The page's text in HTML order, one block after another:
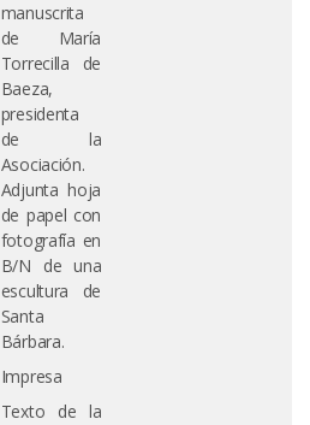
manuscrita
de María
Torrecilla de
Baeza,
presidenta
de la
Asociación.
Adjunta hoja
de papel con
fotografía en
B/N de una
escultura de
Santa
Bárbara.
Impresa
Texto de la